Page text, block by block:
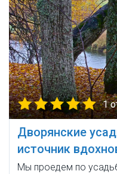
1
Дворянские
источник
Мы проедем по